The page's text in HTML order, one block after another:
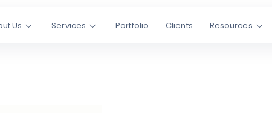
Us Services Portfolio Clients Resources